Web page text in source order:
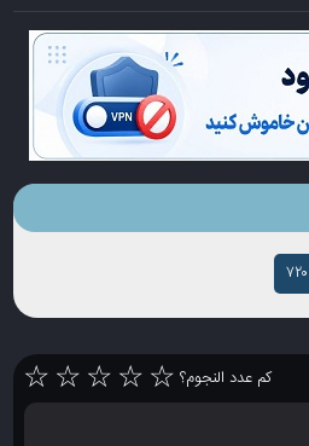
كم عدد النجوم؟ ☆
☆
☆
☆
☆